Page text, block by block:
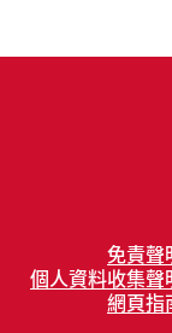
免責聲
個人資料收集聲
網頁指